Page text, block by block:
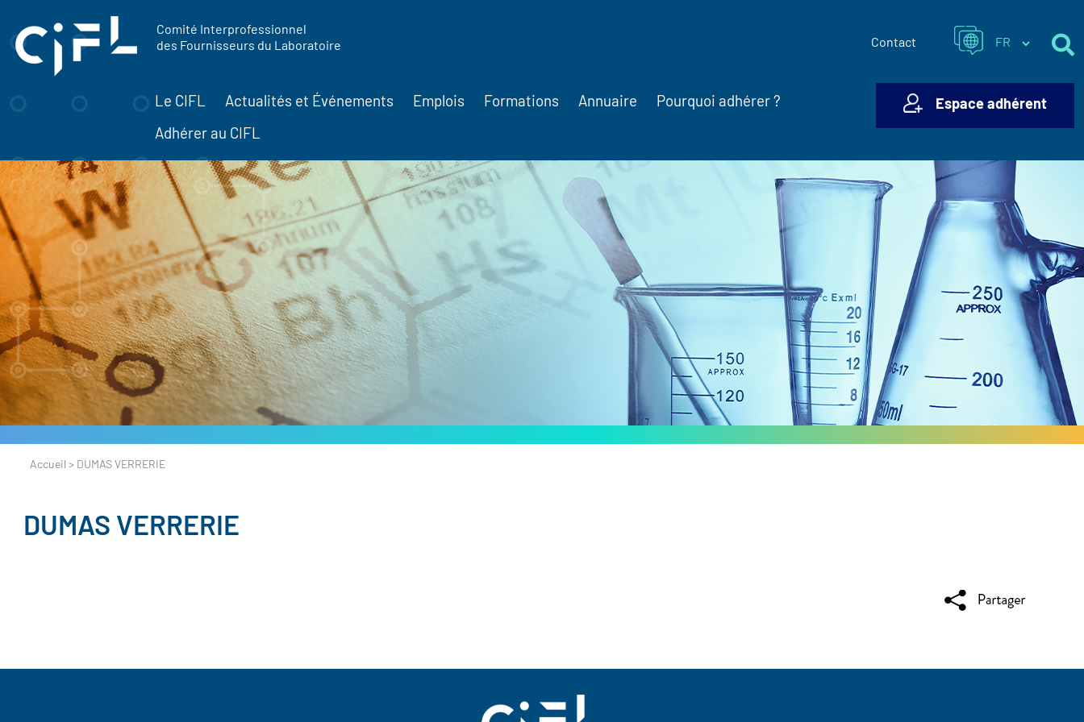
Comité Interprofessionnel
des Fournisseurs du Laboratoire
Contact
Le CIFL Actualités et Événements Emplois Formations Annuaire Pourquoi adhérer ?
Adhérer au CIFL
Espace adhérent
Accueil > DUMAS VERRERIE
DUMAS VERRERIE